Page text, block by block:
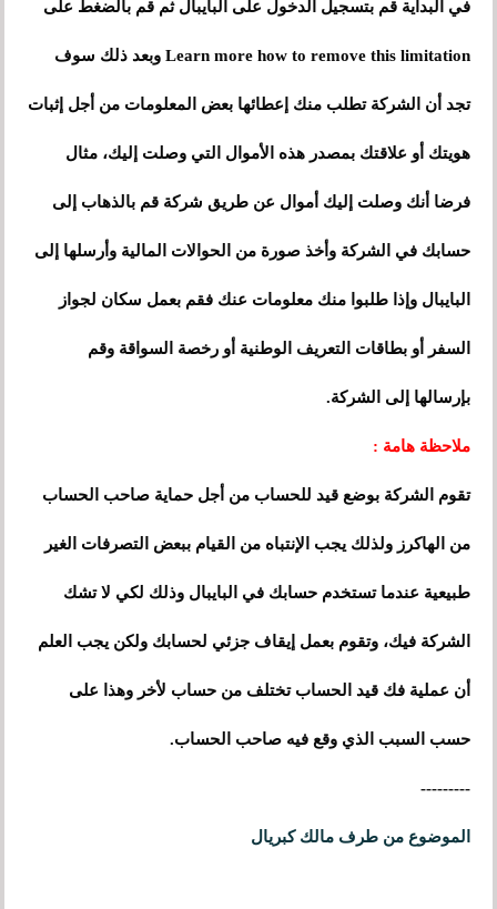
في البداية قم بتسجيل الدخول على البايبال ثم قم بالضغط على
Learn more how to remove this limitation وبعد ذلك سوف
تجد أن الشركة تطلب منك إعطائها بعض المعلومات من أجل إثبات
هويتك أو علاقتك بمصدر هذه الأموال التي وصلت إليك، مثال
فرضا أنك وصلت إليك أموال عن طريق شركة قم بالذهاب إلى
حسابك في الشركة وأخذ صورة من الحوالات المالية وأرسلها إلى
البايبال وإذا طلبوا منك معلومات عنك فقم بعمل سكان لجواز
السفر أو بطاقات التعريف الوطنية أو رخصة السواقة وقم
بإرسالها إلى الشركة.
ملاحظة هامة :
تقوم الشركة بوضع قيد للحساب من أجل حماية صاحب الحساب
من الهاكرز ولذلك يجب الإنتباه من القيام ببعض التصرفات الغير
طبيعية عندما تستخدم حسابك في البايبال وذلك لكي لا تشك
الشركة فيك، وتقوم بعمل إيقاف جزئي لحسابك ولكن يجب العلم
أن عملية فك قيد الحساب تختلف من حساب لأخر وهذا على
حسب السبب الذي وقع فيه صاحب الحساب.
---------
الموضوع من طرف مالك كبريال